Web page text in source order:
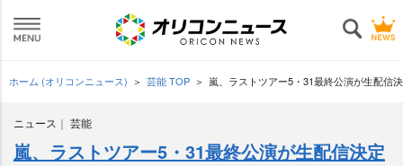
ホーム (オリコンニュース) 芸能 TOP 嵐、ラストツアー5・31最終公演が生配信
ニュース 芸能
嵐、ラストツアー5・31最終公演が生配信決定